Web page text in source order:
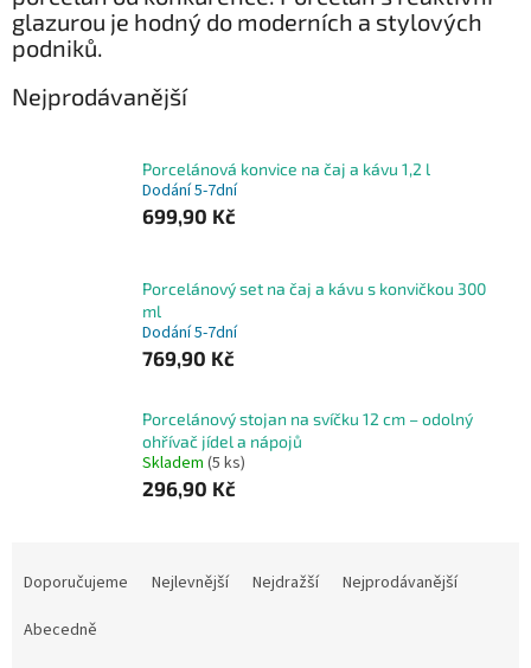
glazurou je hodný do moderních a stylových
podniků.
Nejprodávanější
Porcelánová konvice na čaj a kávu 1,2 l
Dodání 5-7dní
699,90 Kč
Porcelánový set na čaj a kávu s konvičkou 300
ml
Dodání 5-7dní
769,90 Kč
Porcelánový stojan na svíčku 12 cm – odolný
ohřívač jídel a nápojů
Skladem (5 ks)
296,90 Kč
Doporučujeme Nejlevnější Nejdražší
Nejprodávanější
Abecedně